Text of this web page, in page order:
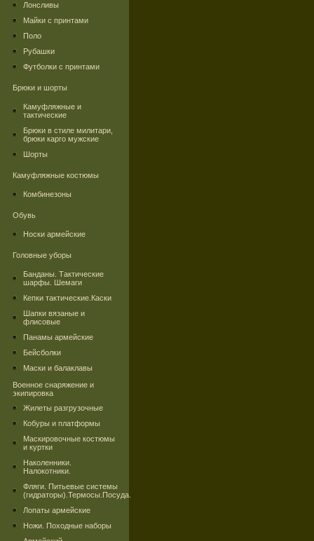
Лонсливы
Майки с принтами
Поло
Рубашки
Футболки с принтами
Брюки и шорты
Камуфляжные и
тактические
Брюки в стиле милитари,
брюки карго мужские
Шорты
Камуфляжные костюмы
Комбинезоны
Обувь
Носки армейские
Головные уборы
Банданы. Тактические
шарфы. Шемаги
Кепки тактические.Каски
Шапки вязаные и
флисовые
Панамы армейские
Бейсболки
Маски и балаклавы
Военное снаряжение и
экипировка
Жилеты разгрузочные
Кобуры и платформы
Маскировочные костюмы
и куртки
Наколенники.
Налокотники.
Фляги. Питьевые системы
(гидраторы).Термосы.Посуда.
Лопаты армейские
Ножи. Походные наборы